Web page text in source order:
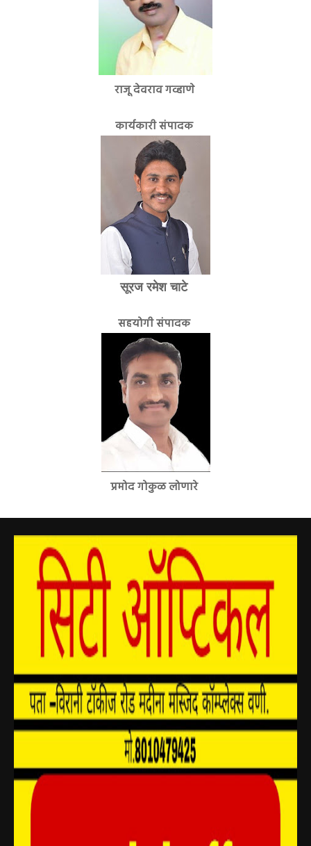
राजू देवराव गव्हाणे
कार्यकारी संपादक
सूरज रमेश चाटे
सहयोगी संपादक
प्रमोद गोकुळ लोणारे